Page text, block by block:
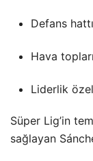
Defans
Hava
Liderlik
Süper Lig’in
sağlayan